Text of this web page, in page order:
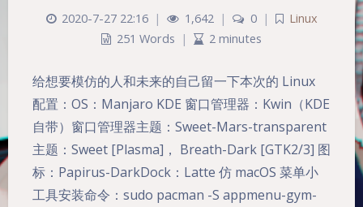
2020-7-27 22:16 | 1,642 | 0 |
Linux
251 Words
| 2 minutes
给想要模仿的人和未来的自己留一下本次的 Linux
配置：OS：Manjaro KDE 窗口管理器：Kwin（KDE
自带）窗口管理器主题：Sweet-Mars-transparent
主题：Sweet [Plasma]， Breath-Dark [GTK2/3] 图
标：Papirus-DarkDock：Latte 仿 macOS 菜单小
工具安装命令：sudo pacman -S appmenu-gym-